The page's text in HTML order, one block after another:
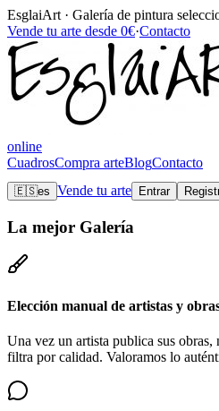
EsglaiArt · Galería de pintura
Vende tu arte desde 0€·Contacto
online
CuadrosCompra arteBlogContacto
🇪🇸es Vende tu arte Entrar
La mejor Galería
Elección manual de artistas y
Una vez un artista publica sus
filtra por calidad. Valoramos lo